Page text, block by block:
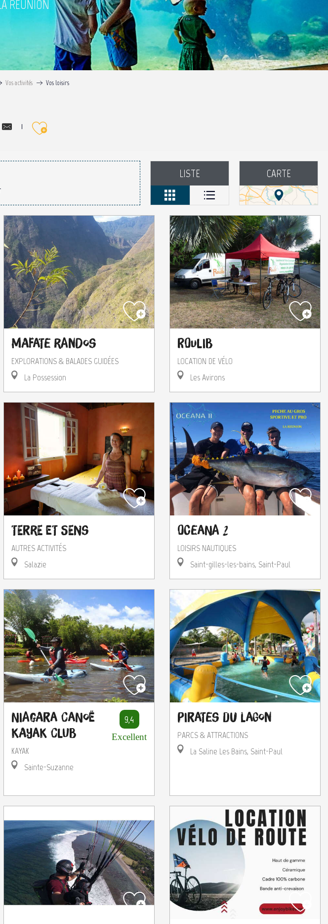
RÉUNION
Vos activités Vos loisirs
LISTE CARTE
Mafate Randos
EXPLORATIONS & BALADES GUIDÉES
La Possession
Roulib
LOCATION DE VÉLO
Les Avirons
Terre et Sens
AUTRES ACTIVITÉS
Salazie
Oceana 2
LOISIRS NAUTIQUES
Saint-gilles-les-bains, Saint-Paul
Niagara Canoë
kayak Club
KAYAK
Sainte-Suzanne
9,4
Excellent
Pirates du Lagon
PARCS & ATTRACTIONS
La Saline Les Bains, Saint-Paul